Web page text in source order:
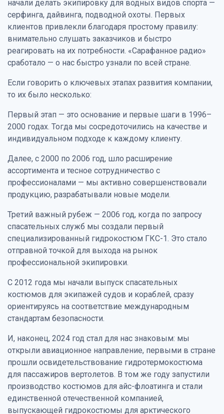
начали делать экипировку для водных видов спорта —
серфинга, дайвинга, подводной охоты. Первых
клиентов привлекли благодаря простому правилу:
внимательно слушать заказчиков и быстро
реагировать на их потребности. «Сарафанное радио»
сработало — о нас быстро узнали по всей стране.
Если говорить о ключевых этапах развития компании,
то их было несколько:
Первый этап — это основание и первые шаги в 1996–
2000 годах. Тогда мы сосредоточились на качестве и
индивидуальном подходе к каждому клиенту.
Далее, с 2000 по 2006 год, шло расширение
ассортимента и тесное сотрудничество с
профессионалами — мы активно совершенствовали
продукцию, разрабатывали новые модели.
Третий важный рубеж — 2006 год, когда по запросу
спасательных служб мы создали первый
специализированный гидрокостюм ГКС-1. Это стало
отправной точкой для выхода на рынок
профессиональной экипировки.
С 2012 года мы начали выпуск спасательных
костюмов для экипажей судов и кораблей, сразу
ориентируясь на соответствие международным
стандартам безопасности.
И, наконец, 2024 год стал для нас знаковым: мы
открыли авиационное направление, первыми в стране
прошли освидетельствование гидротермокостюма
для пассажиров вертолетов. В том же году запустили
производство костюмов для айс-флоатинга и стали
единственной отечественной компанией,
выпускающей гидрокостюмы для арктического